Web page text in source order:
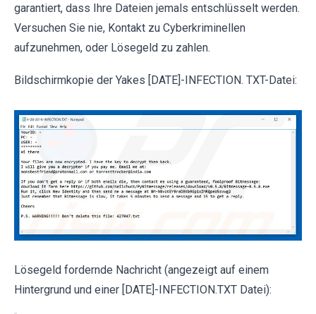
garantiert, dass Ihre Dateien jemals entschlüsselt werden.
Versuchen Sie nie, Kontakt zu Cyberkriminellen
aufzunehmen, oder Lösegeld zu zahlen.
Bildschirmkopie der Yakes [DATE]-INFECTION. TXT-Datei:
Lösegeld fordernde Nachricht (angezeigt auf einem
Hintergrund und einer [DATE]-INFECTION.TXT Datei):